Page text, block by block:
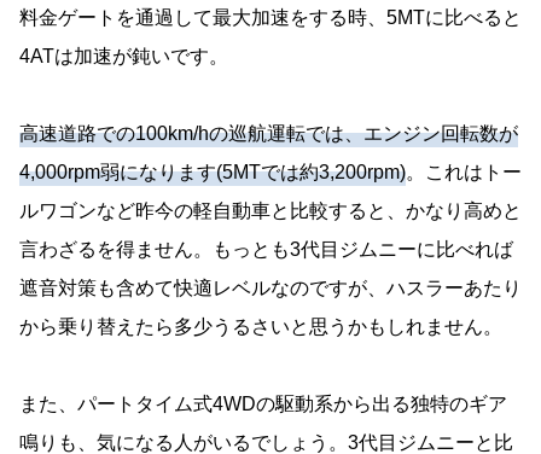
料金ゲートを通過して最大加速をする時、5MTに比べると
4ATは加速が鈍いです。
高速道路での100km/hの巡航運転では、エンジン回転数が
4,000rpm弱になります(5MTでは約3,200rpm)。これはトー
ルワゴンなど昨今の軽自動車と比較すると、かなり高めと
言わざるを得ません。もっとも3代目ジムニーに比べれば
遮音対策も含めて快適レベルなのですが、ハスラーあたり
から乗り替えたら多少うるさいと思うかもしれません。
また、パートタイム式4WDの駆動系から出る独特のギア
鳴りも、気になる人がいるでしょう。3代目ジムニーと比